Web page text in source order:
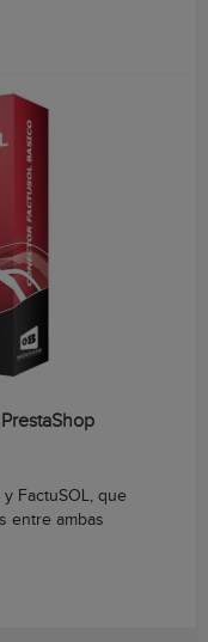
FactuSOL, que
entre ambas